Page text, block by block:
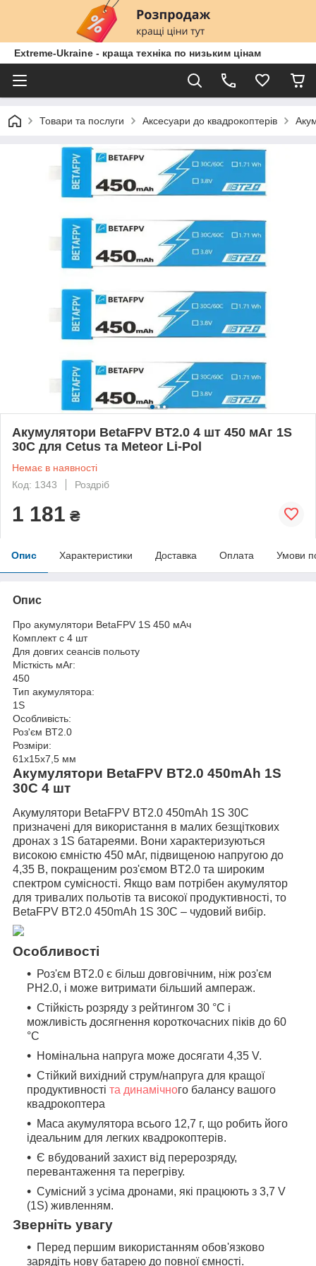
Extreme-Ukraine - краща техніка по низьким цінам
Товари та послуги Аксесуари до квадрокоптерів
Акумулятори BetaFPV BT2.0 4 шт 450 мАг 1S
30C для Cetus та Meteor Li-Pol
Немає в наявності
Код: 1343
Роздріб
1 181 ₴
Опис Характеристики Доставка Оплата Умови
Опис
Про акумулятори BetaFPV 1S 450 мАч
Комплект с 4 шт
Для довгих сеансів польоту
Місткість мАг:
450
Тип акумулятора:
1S
Особливість:
Роз'єм BT2.0
Розміри:
61x15x7,5 мм
Акумулятори BetaFPV BT2.0 450mAh 1S
30C 4 шт
Акумулятори BetaFPV BT2.0 450mAh 1S 30C
призначені для використання в малих безщіткових
дронах з 1S батареями. Вони характеризуються
високою ємністю 450 мАг, підвищеною напругою до
4,35 В, покращеним роз'ємом BT2.0 та широким
спектром сумісності. Якщо вам потрібен акумулятор
для тривалих польотів та високої продуктивності, то
BetaFPV BT2.0 450mAh 1S 30C – чудовий вибір.
Особливості
Роз'єм BT2.0 є більш довговічним, ніж роз'єм
PH2.0, і може витримати більший ампераж.
Стійкість розряду з рейтингом 30 °C і
можливість досягнення короткочасних піків до 60
°C
Номінальна напруга може досягати 4,35 V.
Стійкий вихідний струм/напруга для кращої
продуктивності та динамічного балансу вашого
квадрокоптера
Маса акумулятора всього 12,7 г, що робить його
ідеальним для легких квадрокоптерів.
Є вбудований захист від перерозряду,
перевантаження та перегріву.
Сумісний з усіма дронами, які працюють з 3,7 V
(1S) живленням.
Зверніть увагу
Перед першим використанням обов'язково
зарядіть нову батарею до повної ємності.